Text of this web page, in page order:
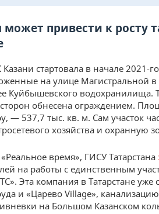
может привести к росту
стартовала в начале 2021-
на улице Магистральной
Куйбышевского водохранилища.
обнесена ограждением.
— 537,7 тыс. кв. м. Сам участок
хозяйства и охранную
время», ГИСУ Татарстана
на работы с единственным
Эта компания в Татарстане уже
и «Царево Village»,
на Большом Казанском